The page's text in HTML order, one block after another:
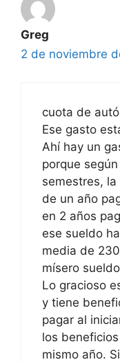
Greg
2 de noviembre
cuota de
Ese gasto
Ahí hay un
porque
semestres,
de un año
en 2 años
ese sueldo
media de
mísero
Lo gracioso
y tiene
pagar al
los
mismo año.